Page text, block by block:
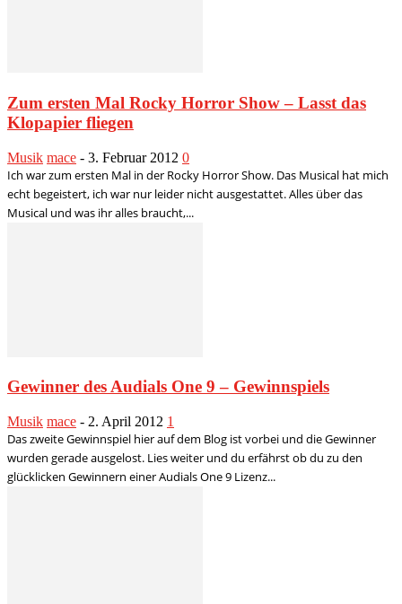
Zum ersten Mal Rocky Horror Show – Lasst das
Klopapier fliegen
Musik mace - 3. Februar 2012 0
Ich war zum ersten Mal in der Rocky Horror Show. Das Musical hat mich
echt begeistert, ich war nur leider nicht ausgestattet. Alles über das
Musical und was ihr alles braucht,...
Gewinner des Audials One 9 – Gewinnspiels
Musik mace - 2. April 2012 1
Das zweite Gewinnspiel hier auf dem Blog ist vorbei und die Gewinner
wurden gerade ausgelost. Lies weiter und du erfährst ob du zu den
glücklicken Gewinnern einer Audials One 9 Lizenz...